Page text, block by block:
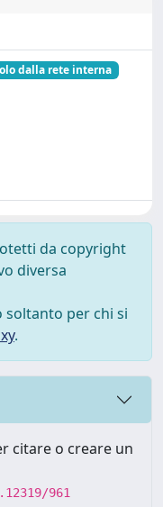
dalla rete interna
da copyright
diversa
per chi si
.
citare o creare un
961